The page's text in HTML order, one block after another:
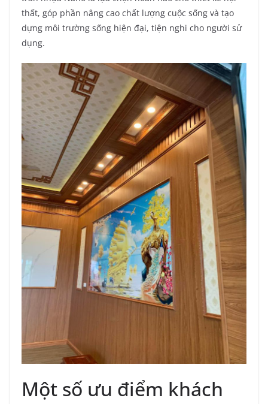
thất, góp phần nâng cao chất lượng cuộc sống và tạo
dựng môi trường sống hiện đại, tiện nghi cho người sử
dụng.
Một số ưu điểm khách